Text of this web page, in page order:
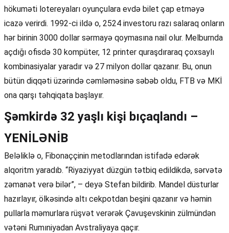
hökuməti lotereyaları oyunçulara evdə bilet çap etməyə
icazə verirdi. 1992-ci ildə o, 2524 investoru razı salaraq onların
hər birinin 3000 dollar sərmayə qoymasına nail olur. Melburnda
açdığı ofisdə 30 kompüter, 12 printer quraşdıraraq çoxsaylı
kombinasiyalar yaradır və 27 milyon dollar qazanır. Bu, onun
bütün diqqəti üzərində cəmləməsinə səbəb oldu, FTB və MKİ
ona qarşı təhqiqata başlayır.
Şəmkirdə 32 yaşlı kişi bıçaqlandı –
YENİLƏNİB
Beləliklə o, Fibonaççinin metodlarından istifadə edərək
alqoritm yaradıb. “Riyaziyyat düzgün tətbiq edildikdə, sərvətə
zəmanət verə bilər”, – deyə Stefan bildirib. Mandel düsturlar
hazırlayır, ölkəsində altı cekpotdan beşini qazanır və həmin
pullarla məmurlara rüşvət verərək Çavuşevskinin zülmündən
vətəni Rumıniyadan Avstraliyaya qaçır.